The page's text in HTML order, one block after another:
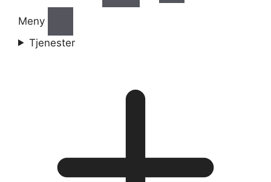
Meny
Tjenester